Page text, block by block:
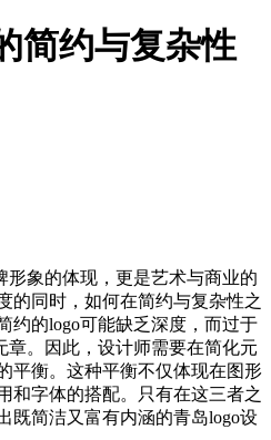
简约与复杂性
形象的体现，更是艺术与商业的
的同时，如何在简约与复杂性之
约的logo可能缺乏深度，而过于
章。因此，设计师需要在简化元
平衡。这种平衡不仅体现在图形
和字体的搭配。只有在这三者之
既简洁又富有内涵的青岛logo设